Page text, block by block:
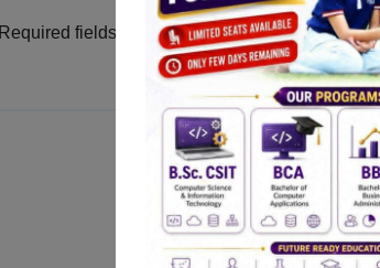
Required fields are marked*